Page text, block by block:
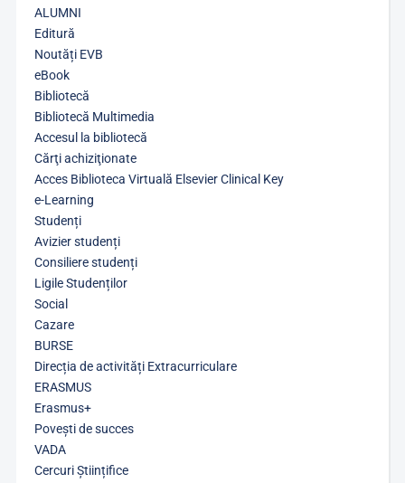
ALUMNI
Editură
Noutăți EVB
eBook
Bibliotecă
Bibliotecă Multimedia
Accesul la bibliotecă
Cărţi achiziţionate
Acces Biblioteca Virtuală Elsevier Clinical Key
e-Learning
Studenți
Avizier studenți
Consiliere studenți
Ligile Studenților
Social
Cazare
BURSE
Direcția de activități Extracurriculare
ERASMUS
Erasmus+
Povești de succes
VADA
Cercuri Științifice